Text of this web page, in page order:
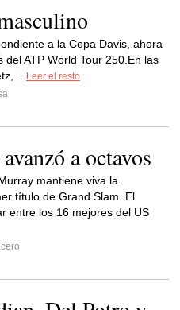
a la Copa Davis, ahora
ATP World Tour 250.En las
Leer el resto
a octavos
mantiene viva la
título de Grand Slam. El
entre los 16 mejores del US